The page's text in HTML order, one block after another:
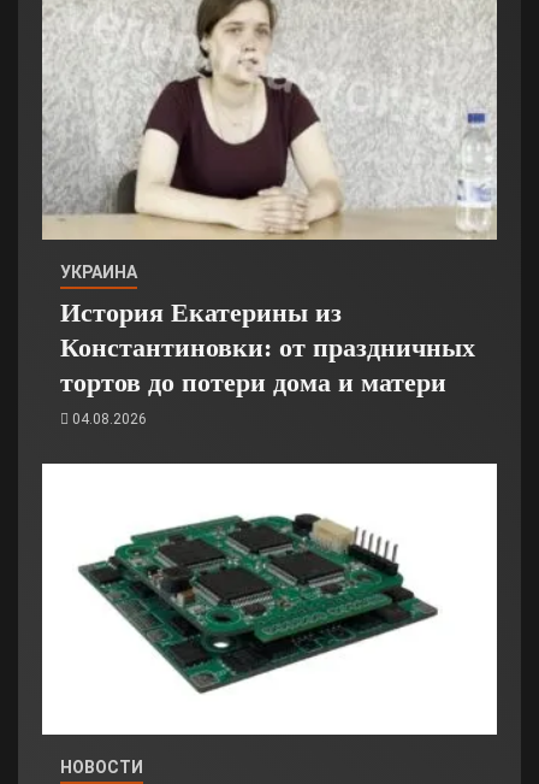
УКРАИНА
История Екатерины из
Константиновки: от праздничных
тортов до потери дома и матери
04.08.2026
НОВОСТИ